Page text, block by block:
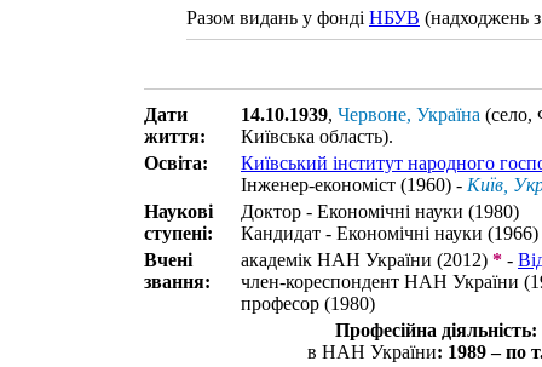
Разом видань у фонді НБУВ (надходжень
Дати
життя:
14.10.1939, Червоне, Україна (село,
Київська область).
Освіта:
Київський інститут народного
Інженер-економіст (1960) - Київ,
Наукові
ступені:
Доктор - Економічні науки (1980)
Кандидат - Економічні науки (1966)
Вчені
звання:
академік НАН України (2012) * -
член-кореспондент НАН України
професор (1980)
Професійна діяльність:
в НАН України: 1989 – по